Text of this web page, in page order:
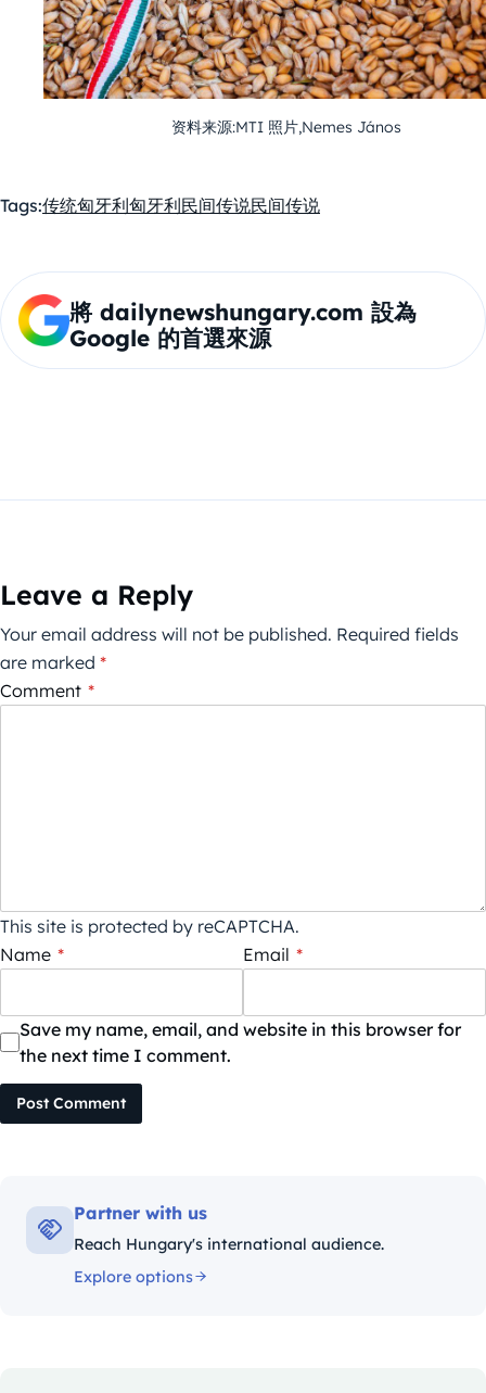
资料来源:MTI 照片,Nemes János
Tags:传统匈牙利匈牙利民间传说民间传说
將 dailynewshungary.com 設為
Google 的首選來源
Leave a Reply
Your email address will not be published. Required fields
are marked *
Comment *
This site is protected by reCAPTCHA.
Name * Email *
Save my name, email, and website in this browser for
the next time I comment.
Post Comment
Partner with us
Reach Hungary's international audience.
Explore options